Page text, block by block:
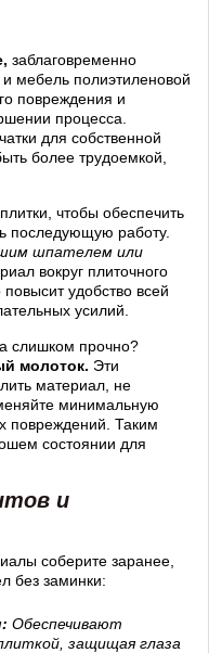
заблаговременно
мебель полиэтиленовой
повреждения и
процесса.
для собственной
более трудоемкой,
чтобы обеспечить
последующую работу.
шпателем или
вокруг плиточного
удобство всей
усилий.
слишком прочно?
молоток. Эти
материал, не
минимальную
повреждений. Таким
состоянии для
и
соберите заранее,
без заминки:
Обеспечивают
защищая глаза